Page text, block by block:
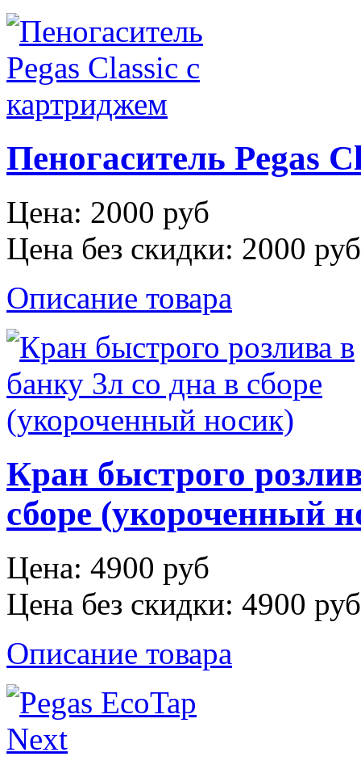
Пеногаситель Pegas
Цена: 2000 руб
Цена без скидки: 2000 руб
Описание товара
Кран быстрого
сборе (укороченный
Цена: 4900 руб
Цена без скидки: 4900 руб
Описание товара